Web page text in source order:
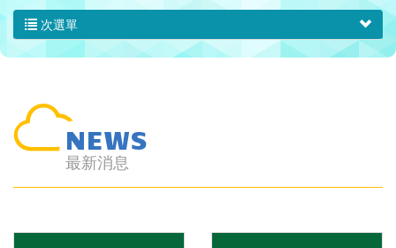
次選單
NEWS
最新消息